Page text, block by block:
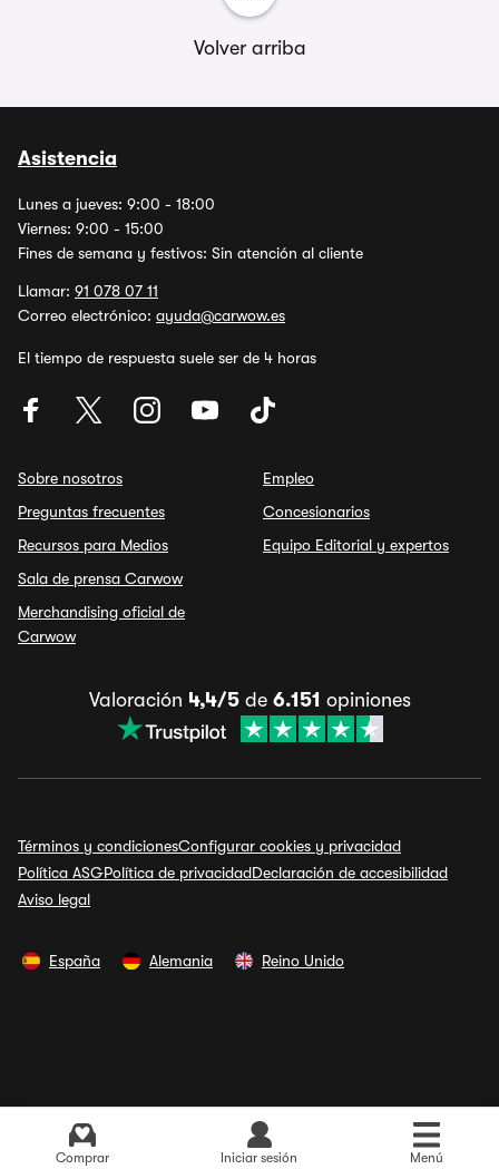
Comprar Iniciar sesión Menú
Ver últimos precios
Volver arriba
Asistencia
Lunes a jueves: 9:00 - 18:00
Viernes: 9:00 - 15:00
Fines de semana y festivos: Sin atención al cliente
Llamar: 91 078 07 11
Correo electrónico: ayuda@carwow.es
El tiempo de respuesta suele ser de 4 horas
Sobre nosotros
Preguntas frecuentes
Recursos para Medios
Sala de prensa Carwow
Merchandising oficial de
Carwow
Empleo
Concesionarios
Equipo Editorial y expertos
Valoración 4,4/5de 6.151 opiniones
Términos y condicionesConfigurar cookies y privacidad
Política ASGPolítica de privacidadDeclaración de accesibilidad
Aviso legal
España Alemania Reino Unido